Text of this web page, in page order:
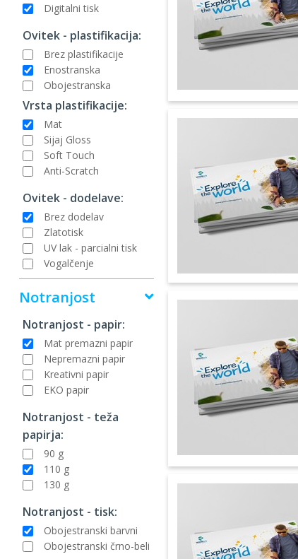
Digitalni tisk
Ovitek - plastifikacija:
Brez plastifikacije
Enostranska
Obojestranska
Vrsta plastifikacije:
Mat
Sijaj Gloss
Soft Touch
Anti-Scratch
Ovitek - dodelave:
Brez dodelav
Zlatotisk
UV lak - parcialni tisk
Vogalčenje
Notranjost
Notranjost - papir:
Mat premazni papir
Nepremazni papir
Kreativni papir
EKO papir
Notranjost - teža
papirja:
90 g
110 g
130 g
Notranjost - tisk:
Obojestranski barvni
Obojestranski črno-beli